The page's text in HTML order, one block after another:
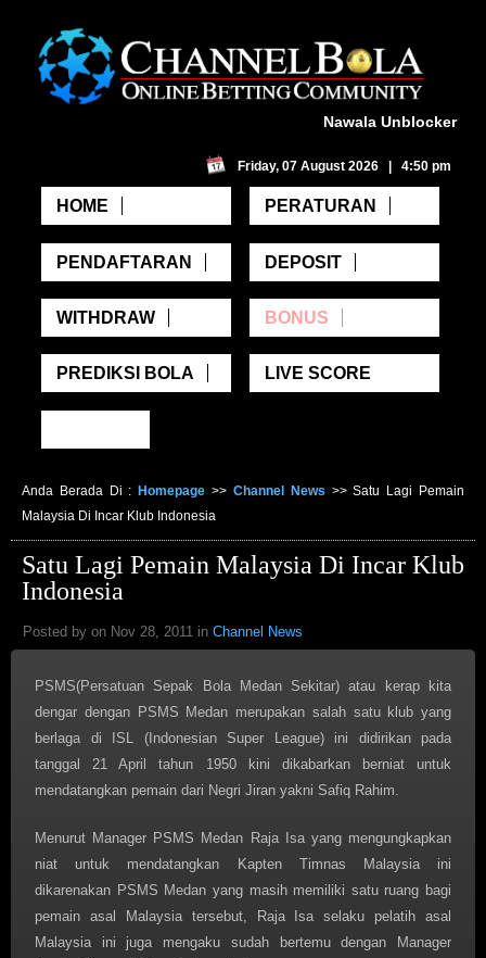
Nawala Unblocker
Friday, 07 August 2026 | 4:50 pm
HOME PERATURAN
PENDAFTARAN DEPOSIT
WITHDRAW BONUS
PREDIKSI BOLA LIVE SCORE
Anda Berada Di :Homepage >> Channel News >>Satu Lagi Pemain
Malaysia Di Incar Klub Indonesia
Satu Lagi Pemain Malaysia Di Incar Klub
Indonesia
Posted by on Nov 28, 2011 in Channel News
PSMS(Persatuan Sepak Bola Medan Sekitar) atau kerap kita
dengar dengan PSMS Medan merupakan salah satu klub yang
berlaga di ISL (Indonesian Super League) ini didirikan pada
tanggal 21 April tahun 1950 kini dikabarkan berniat untuk
mendatangkan pemain dari Negri Jiran yakni Safiq Rahim.
Menurut Manager PSMS Medan Raja Isa yang mengungkapkan
niat untuk mendatangkan Kapten Timnas Malaysia ini
dikarenakan PSMS Medan yang masih memiliki satu ruang bagi
pemain asal Malaysia tersebut, Raja Isa selaku pelatih asal
Malaysia ini juga mengaku sudah bertemu dengan Manager